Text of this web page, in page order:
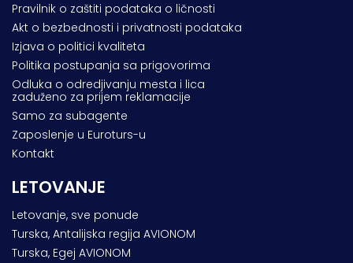
Pravilnik o zaštiti podataka o ličnosti
Akt o bezbednosti i privatnosti podataka
Izjava o politici kvaliteta
Politika postupanja sa prigovorima
Odluka o odredjivanju mesta i lica
zaduženo za prijem reklamacije
Samo za subagente
Zaposlenje u Euroturs-u
Kontakt
LETOVANJE
Letovanje, sve ponude
Turska, Antalijska regija AVIONOM
Turska, Egej AVIONOM